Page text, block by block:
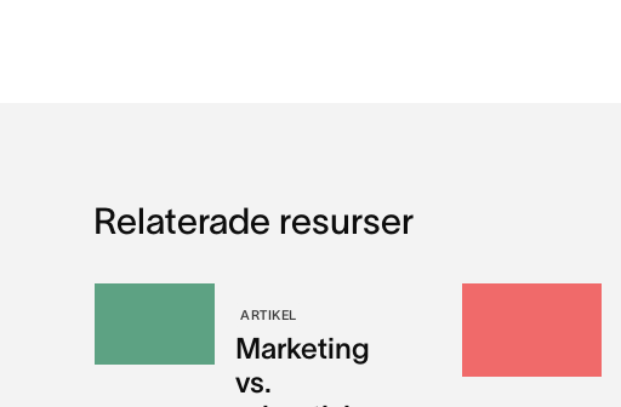
Relaterade resurser
ARTIKEL
Marketing
vs.